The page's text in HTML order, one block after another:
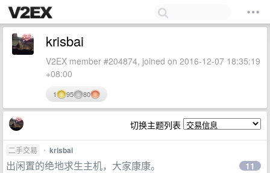
krisbai
V2EX member #204874, joined on 2016-12-07 18:35:19
+08:00
1 95 80
切换主题列表
二手交易 • krisbai
出闲置的绝地求生主机，大家康康。 11